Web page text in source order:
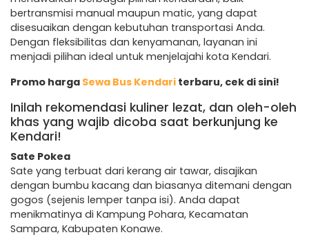
bertransmisi manual maupun matic, yang dapat
disesuaikan dengan kebutuhan transportasi Anda.
Dengan fleksibilitas dan kenyamanan, layanan ini
menjadi pilihan ideal untuk menjelajahi kota Kendari.
Promo harga Sewa Bus Kendari terbaru, cek di sini!
Inilah rekomendasi kuliner lezat, dan oleh-oleh
khas yang wajib dicoba saat berkunjung ke
Kendari!
Sate Pokea
Sate yang terbuat dari kerang air tawar, disajikan
dengan bumbu kacang dan biasanya ditemani dengan
gogos (sejenis lemper tanpa isi). Anda dapat
menikmatinya di Kampung Pohara, Kecamatan
Sampara, Kabupaten Konawe.